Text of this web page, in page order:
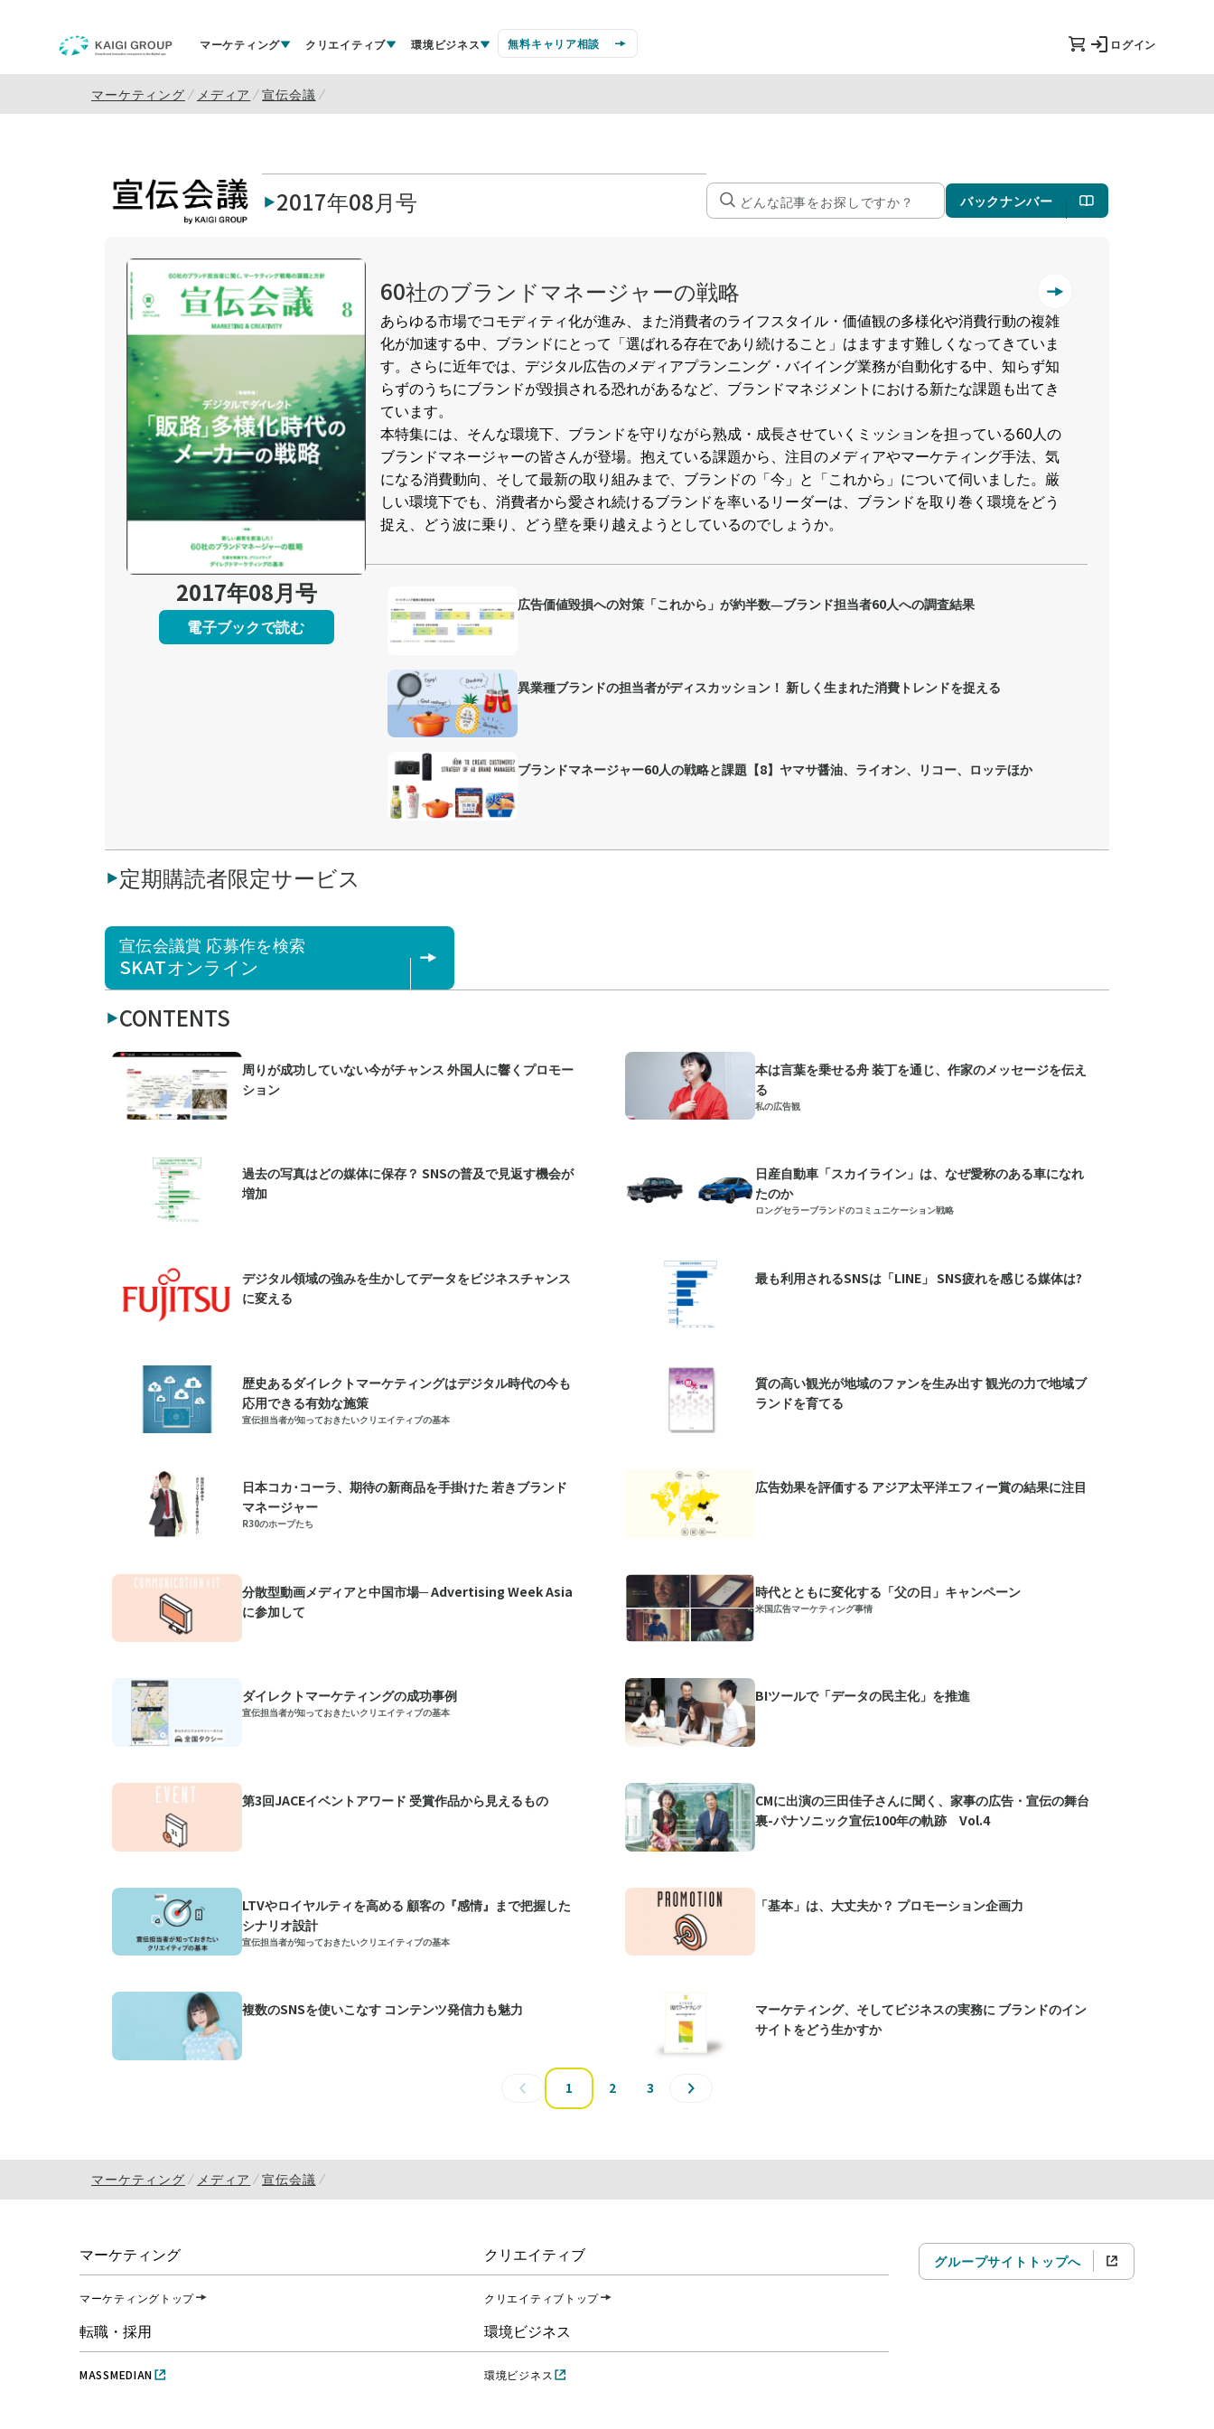
マーケティング クリエイティブ 環境ビジネス 無料キャリア相談 ログイン
マーケティング メディア 宣伝会議
2017年08月号 バックナンバー
2017年08月号
電子ブックで読む
60社のブランドマネージャーの戦略
あらゆる市場でコモディティ化が進み、また消費者のライフスタイル・価値観の多様化や消費行動の複雑
化が加速する中、ブランドにとって「選ばれる存在であり続けること」はますます難しくなってきていま
す。さらに近年では、デジタル広告のメディアプランニング・バイイング業務が自動化する中、知らず知
らずのうちにブランドが毀損される恐れがあるなど、ブランドマネジメントにおける新たな課題も出てき
ています。
本特集には、そんな環境下、ブランドを守りながら熟成・成長させていくミッションを担っている60人の
ブランドマネージャーの皆さんが登場。抱えている課題から、注目のメディアやマーケティング手法、気
になる消費動向、そして最新の取り組みまで、ブランドの「今」と「これから」について伺いました。厳
しい環境下でも、消費者から愛され続けるブランドを率いるリーダーは、ブランドを取り巻く環境をどう
捉え、どう波に乗り、どう壁を乗り越えようとしているのでしょうか。
広告価値毀損への対策「これから」が約半数―ブランド担当者60人への調査結果
異業種ブランドの担当者がディスカッション！ 新しく生まれた消費トレンドを捉える
ブランドマネージャー60人の戦略と課題【8】ヤマサ醤油、ライオン、リコー、ロッテほか
定期購読者限定サービス
宣伝会議賞 応募作を検索
SKATオンライン
CONTENTS
周りが成功していない今がチャンス 外国人に響くプロモー
ション
本は言葉を乗せる舟 装丁を通じ、作家のメッセージを伝え
る
私の広告観
過去の写真はどの媒体に保存？ SNSの普及で見返す機会が
増加
日産自動車「スカイライン」は、なぜ愛称のある車になれ
たのか
ロングセラーブランドのコミュニケーション戦略
デジタル領域の強みを生かしてデータをビジネスチャンス
に変える
最も利用されるSNSは「LINE」 SNS疲れを感じる媒体は?
歴史あるダイレクトマーケティングはデジタル時代の今も
応用できる有効な施策
宣伝担当者が知っておきたいクリエイティブの基本
質の高い観光が地域のファンを生み出す 観光の力で地域ブ
ランドを育てる
日本コカ･コーラ、期待の新商品を手掛けた 若きブランド
マネージャー
R30のホープたち
広告効果を評価する アジア太平洋エフィー賞の結果に注目
分散型動画メディアと中国市場─ Advertising Week Asia
に参加して
時代とともに変化する「父の日」キャンペーン
米国広告マーケティング事情
ダイレクトマーケティングの成功事例
宣伝担当者が知っておきたいクリエイティブの基本
BIツールで「データの民主化」を推進
第3回JACEイベントアワード 受賞作品から見えるもの
CMに出演の三田佳子さんに聞く、家事の広告・宣伝の舞台
裏​-パナソニック宣伝100年の軌跡 Vol.4
LTVやロイヤルティを高める 顧客の『感情』まで把握した
シナリオ設計
宣伝担当者が知っておきたいクリエイティブの基本
「基本」は、大丈夫か？ プロモーション企画力
複数のSNSを使いこなす コンテンツ発信力も魅力
マーケティング、そしてビジネスの実務に ブランドのイン
サイトをどう生かすか
1 2 3
マーケティング メディア 宣伝会議
マーケティング
マーケティングトップ
クリエイティブ
クリエイティブトップ
転職・採用
MASSMEDIAN
環境ビジネス
環境ビジネス
グループサイトトップへ